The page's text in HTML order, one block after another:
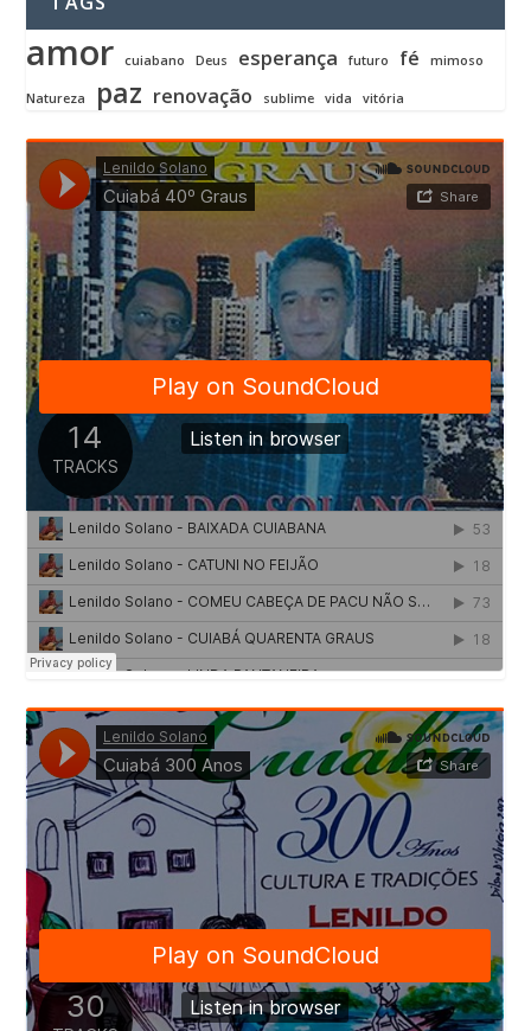
amor cuiabano Deus esperança futuro fé mimoso
Natureza paz renovação sublime vida vitória